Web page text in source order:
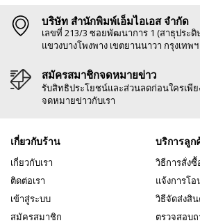
บริษัท สำนักพิมพ์เอ็มไอเอส จำกัด
เลขที่ 213/3 ซอยพัฒนาการ 1 (สาธุประดิ
แขวงบางโพงพาง เขตยานนาวา กรุงเทพฯ
สมัครสมาชิกจดหมายข่าว
รับสิทธิประโยชน์และส่วนลดก่อนใครเพี
จดหมายข่าวกับเรา
เกี่ยวกับร้าน
เกี่ยวกับเรา
ติดต่อเรา
เข้าสู่ระบบ
สมัครสมาชิก
บริการลูก
วิธีการสั่งซื้
แจ้งการโอ
วิธีจัดส่งสิ
ตรวจสอบ